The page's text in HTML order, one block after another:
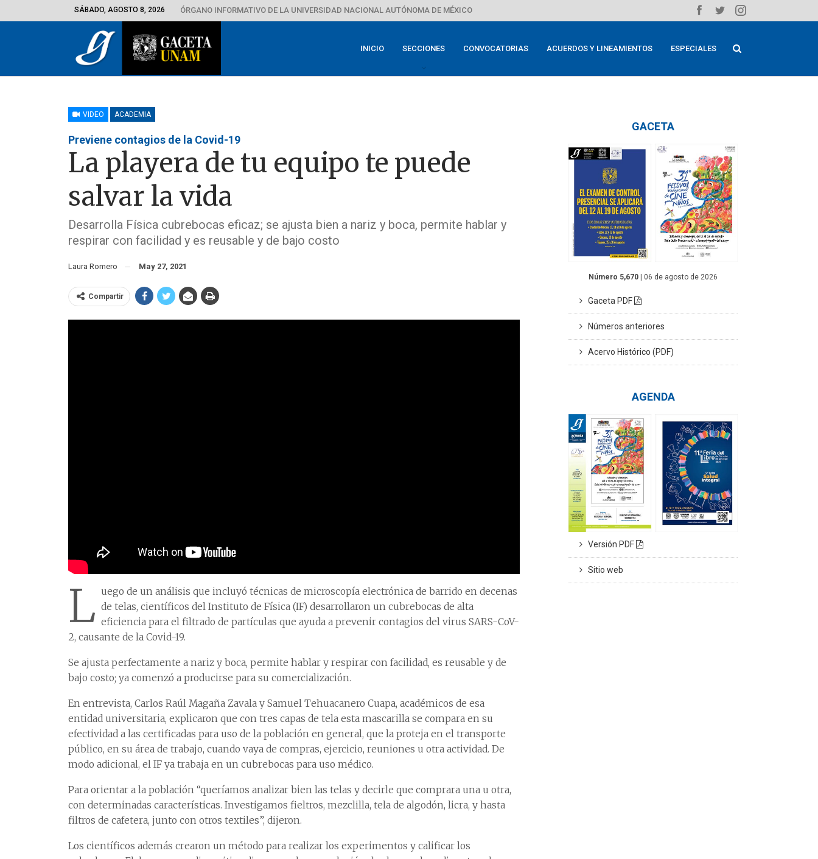
SÁBADO, AGOSTO 8, 2026 ÓRGANO INFORMATIVO DE LA UNIVERSIDAD NACIONAL AUTÓNOMA DE MÉXICO
INICIO SECCIONES CONVOCATORIAS ACUERDOS Y LINEAMIENTOS ESPECIALES
VIDEO ACADEMIA
Previene contagios de la Covid-19
La playera de tu equipo te puede
salvar la vida
Desarrolla Física cubrebocas eficaz; se ajusta bien a nariz y boca, permite hablar y
respirar con facilidad y es reusable y de bajo costo
Laura Romero May 27, 2021
Compartir
L uego de un análisis que incluyó técnicas de microscopía electrónica de barrido en decenas
de telas, científicos del Instituto de Física (IF) desarrollaron un cubrebocas de alta
eficiencia para el filtrado de partículas que ayuda a prevenir contagios del virus SARS-CoV-
2, causante de la Covid-19.
Se ajusta perfectamente a nariz y boca, permite hablar y respirar con facilidad, es reusable y de
bajo costo; ya comenzó a producirse para su comercialización.
En entrevista, Carlos Raúl Magaña Zavala y Samuel Tehuacanero Cuapa, académicos de esa
entidad universitaria, explicaron que con tres capas de tela esta mascarilla se compara en su
efectividad a las certificadas para uso de la población en general, que la proteja en el transporte
público, en su área de trabajo, cuando vaya de compras, ejercicio, reuniones u otra actividad. De
modo adicional, el IF ya trabaja en un cubrebocas para uso médico.
Para orientar a la población “queríamos analizar bien las telas y decirle que comprara una u otra,
con determinadas características. Investigamos fieltros, mezclilla, tela de algodón, licra, y hasta
filtros de cafetera, junto con otros textiles”, dijeron.
Los científicos además crearon un método para realizar los experimentos y calificar los
GACETA
Número 5,670 | 06 de agosto de 2026
Gaceta PDF
Números anteriores
Acervo Histórico (PDF)
AGENDA
Versión PDF
Sitio web